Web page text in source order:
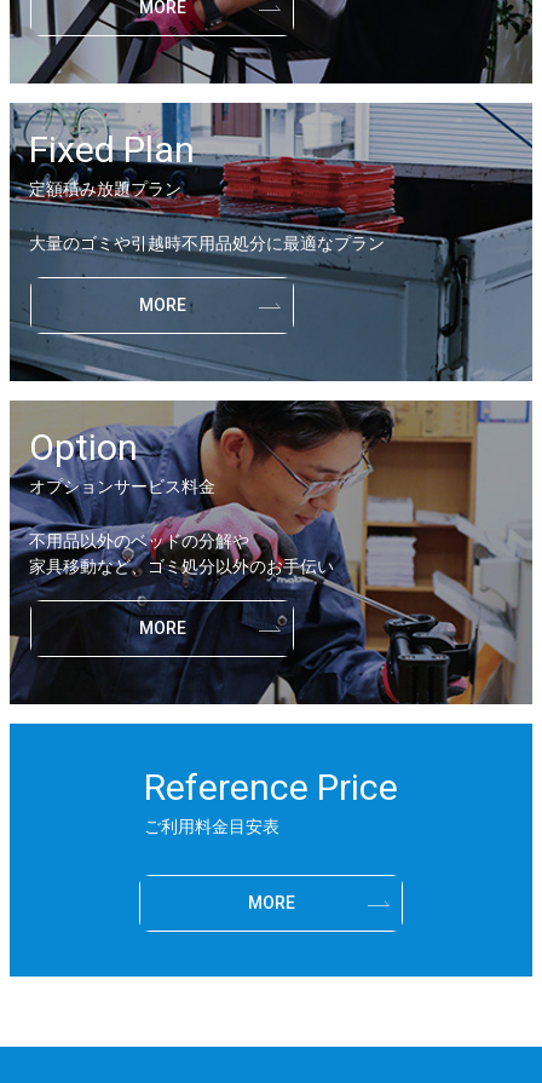
MORE
Fixed Plan
定額積み放題プラン
大量のゴミや引越時不用品処分に最適なプラン
MORE
Option
オプションサービス料金
不用品以外のベッドの分解や
家具移動など、ゴミ処分以外のお手伝い
MORE
Reference Price
ご利用料金目安表
MORE